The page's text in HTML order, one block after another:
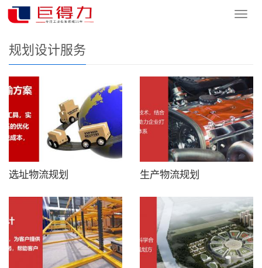
导
您的位置：网站首页 规划设计服务
规划设计服务
选址物流规划 生产物流规划